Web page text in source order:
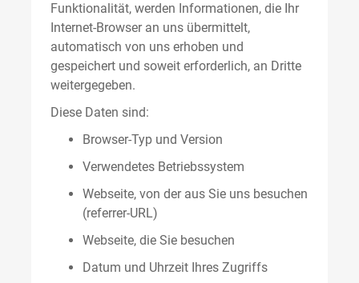
Funktionalität, werden Informationen, die Ihr
Internet-Browser an uns übermittelt,
automatisch von uns erhoben und
gespeichert und soweit erforderlich, an Dritte
weitergegeben.
Diese Daten sind:
Browser-Typ und Version
Verwendetes Betriebssystem
Webseite, von der aus Sie uns besuchen
(referrer-URL)
Webseite, die Sie besuchen
Datum und Uhrzeit Ihres Zugriffs